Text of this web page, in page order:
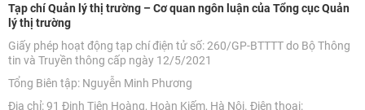
Tạp chí Quản lý thị trường – Cơ quan ngôn luận của Tổng cục Quản
lý thị trường
Giấy phép hoạt động tạp chí điện tử số: 260/GP-BTTTT do Bộ Thông
tin và Truyền thông cấp ngày 12/5/2021
Tổng Biên tập: Nguyễn Minh Phương
Địa chỉ: 91 Đinh Tiên Hoàng, Hoàn Kiếm, Hà Nội. Điện thoại: